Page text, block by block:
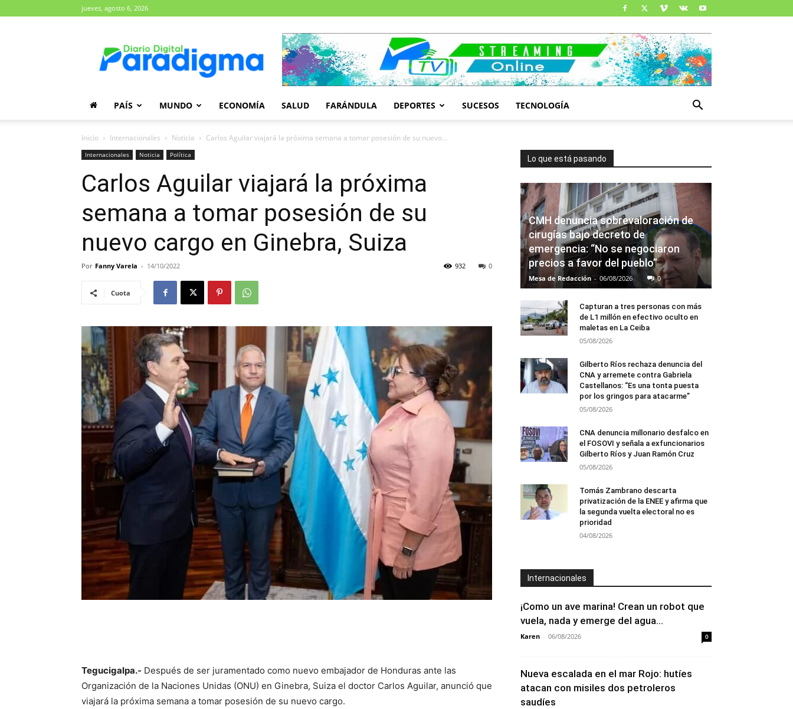
jueves, agosto 6, 2026
Paradigma
PAÍS MUNDO ECONOMÍA SALUD FARÁNDULA DEPORTES SUCESOS TECNOLOGÍA
Inicio Internacionales Noticia Carlos Aguilar viajará la próxima semana a tomar posesión de su nuevo...
Internacionales Noticia Política
Carlos Aguilar viajará la próxima
semana a tomar posesión de su
nuevo cargo en Ginebra, Suiza
Por Fanny Varela - 14/10/2022 0
932
Cuota
Tegucigalpa.- Después de ser juramentado como nuevo embajador de Honduras ante las
Organización de la Naciones Unidas (ONU) en Ginebra, Suiza el doctor Carlos Aguilar, anunció que
viajará la próxima semana a tomar posesión de su nuevo cargo.
Lo que está pasando
CMH denuncia sobrevaloración de
cirugías bajo decreto de
emergencia: “No se negociaron
precios a favor del pueblo”
Mesa de Redacción - 06/08/2026 0
Capturan a tres personas con más
de L1 millón en efectivo oculto en
maletas en La Ceiba
05/08/2026
Gilberto Ríos rechaza denuncia del
CNA y arremete contra Gabriela
Castellanos: “Es una tonta puesta
por los gringos para atacarme”
05/08/2026
CNA denuncia millonario desfalco en
el FOSOVI y señala a exfuncionarios
Gilberto Ríos y Juan Ramón Cruz
05/08/2026
Tomás Zambrano descarta
privatización de la ENEE y afirma que
la segunda vuelta electoral no es
prioridad
04/08/2026
Internacionales
¡Como un ave marina! Crean un robot que
vuela, nada y emerge del agua...
Karen - 06/08/2026 0
Nueva escalada en el mar Rojo: hutíes
atacan con misiles dos petroleros
saudíes